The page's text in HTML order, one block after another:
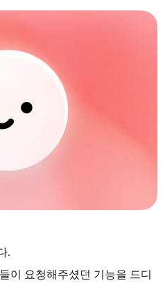
.
이 요청해주셨던 기능을 드디